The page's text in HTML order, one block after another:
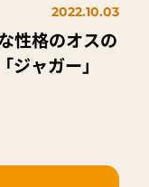
2022.10.03
性格のオスの
ジャガー」